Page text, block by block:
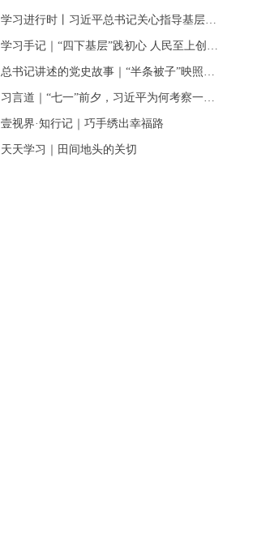
壹视界·知行记｜巧手绣出幸福路
天天学习｜田间地头的关切